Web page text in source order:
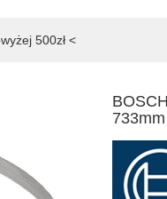
500zł <
733mm